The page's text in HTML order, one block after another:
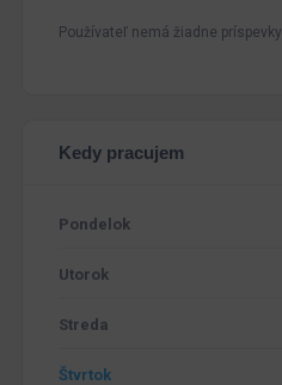
Používateľ nemá žiadne príspevky
Kedy pracujem
Pondelok
Utorok
Streda
Štvrtok